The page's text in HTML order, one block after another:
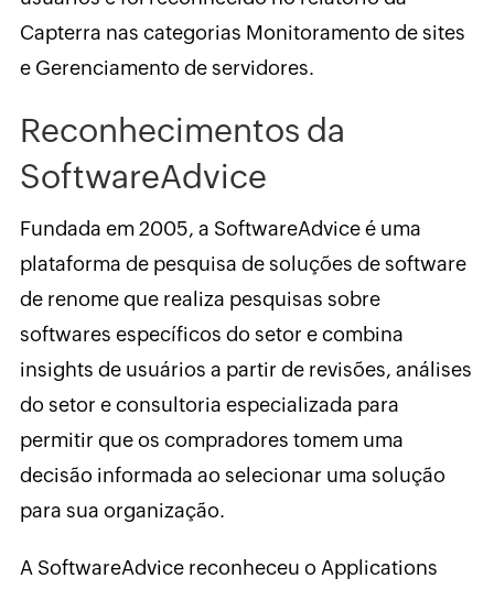
Capterra nas categorias Monitoramento de sites
e Gerenciamento de servidores.
Reconhecimentos da
SoftwareAdvice
Fundada em 2005, a SoftwareAdvice é uma
plataforma de pesquisa de soluções de software
de renome que realiza pesquisas sobre
softwares específicos do setor e combina
insights de usuários a partir de revisões, análises
do setor e consultoria especializada para
permitir que os compradores tomem uma
decisão informada ao selecionar uma solução
para sua organização.
A SoftwareAdvice reconheceu o Applications